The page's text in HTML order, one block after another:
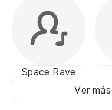
Space Rave
Ver